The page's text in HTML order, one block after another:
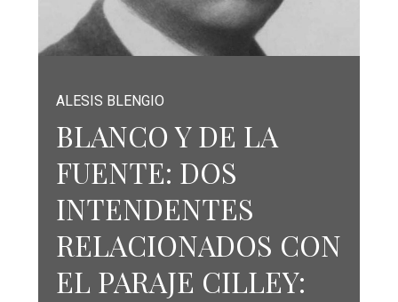
ALESIS BLENGIO
BLANCO Y DE LA
FUENTE: DOS
INTENDENTES
RELACIONADOS CON
EL PARAJE CILLEY: